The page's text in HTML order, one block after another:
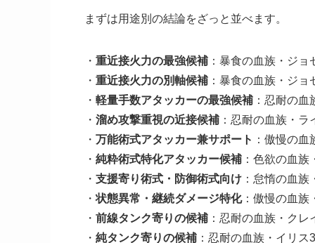
まずは用途別の結論をざっと並べます。
・ 重近接火力の最強候補 ：暴食の血族・ジョ
・ 重近接火力の別軸候補 ：暴食の血族・ジョ
・ 軽量手数アタッカーの最強候補 ：忍耐の
・ 溜め攻撃重視の近接候補 ：忍耐の血族・ラ
・ 万能術式アタッカー兼サポート ：傲慢の血
・ 純粋術式特化アタッカー候補 ：色欲の血族
・ 支援寄り術式・防御術式向け ：怠惰の血
・状態異常・継続ダメージ特化：傲慢の血族
・ 前線タンク寄りの候補 ：忍耐の血族・クレ
・ 純タンク寄りの候補 ：忍耐の血族・イリス3